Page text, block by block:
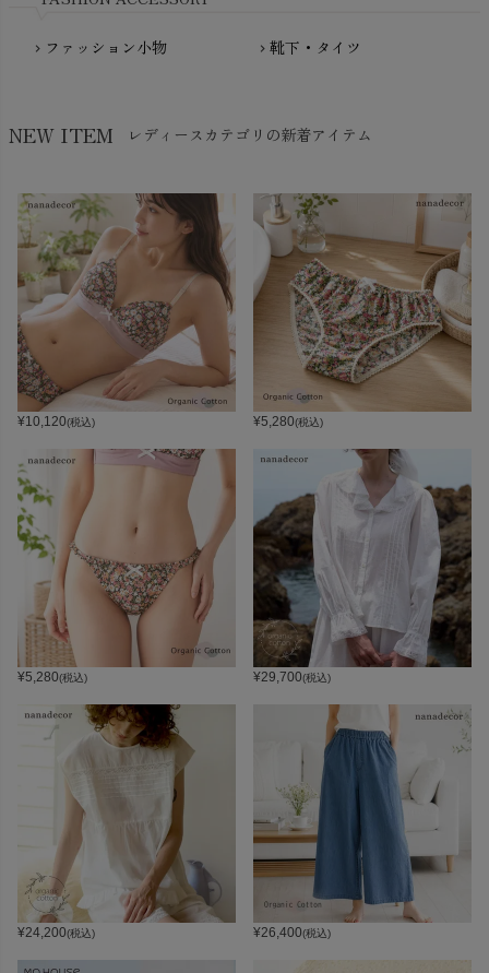
chevron_right ファッション小物 chevron_right 靴下・タイツ
NEW ITEM レディースカテゴリの新着アイテム
¥10,120(税込) ¥5,280(税込)
¥5,280(税込) ¥29,700(税込)
¥24,200(税込) ¥26,400(税込)